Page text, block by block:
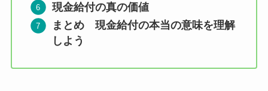
現金給付の真の価値
まとめ 現金給付の本当の意味を理解
しよう